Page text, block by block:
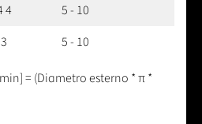
4
5 - 10
5 - 10
= (Diametro esterno * π *